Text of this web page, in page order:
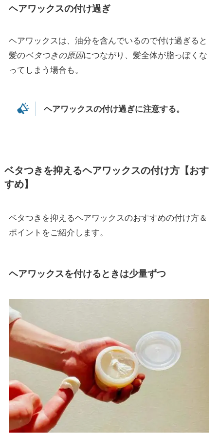
ヘアワックスの付け過ぎ
ヘアワックスは、油分を含んでいるので付け過ぎると
髪のベタつきの原因につながり、髪全体が脂っぽくな
ってしまう場合も。
ヘアワックスの付け過ぎに注意する。
ベタつきを抑えるヘアワックスの付け方【おす
すめ】
ベタつきを抑えるヘアワックスのおすすめの付け方＆
ポイントをご紹介します。
ヘアワックスを付けるときは少量ずつ